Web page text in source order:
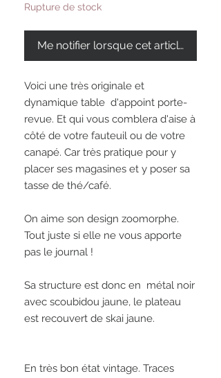
Rupture de stock
Me notifier lorsque cet article est
Voici une très originale et
dynamique table  d'appoint porte-
revue. Et qui vous comblera d'aise à
côté de votre fauteuil ou de votre
canapé. Car très pratique pour y
placer ses magasines et y poser sa
tasse de thé/café.
On aime son design zoomorphe.
Tout juste si elle ne vous apporte
pas le journal !
Sa structure est donc en  métal noir
avec scoubidou jaune, le plateau
est recouvert de skai jaune.
En très bon état vintage. Traces